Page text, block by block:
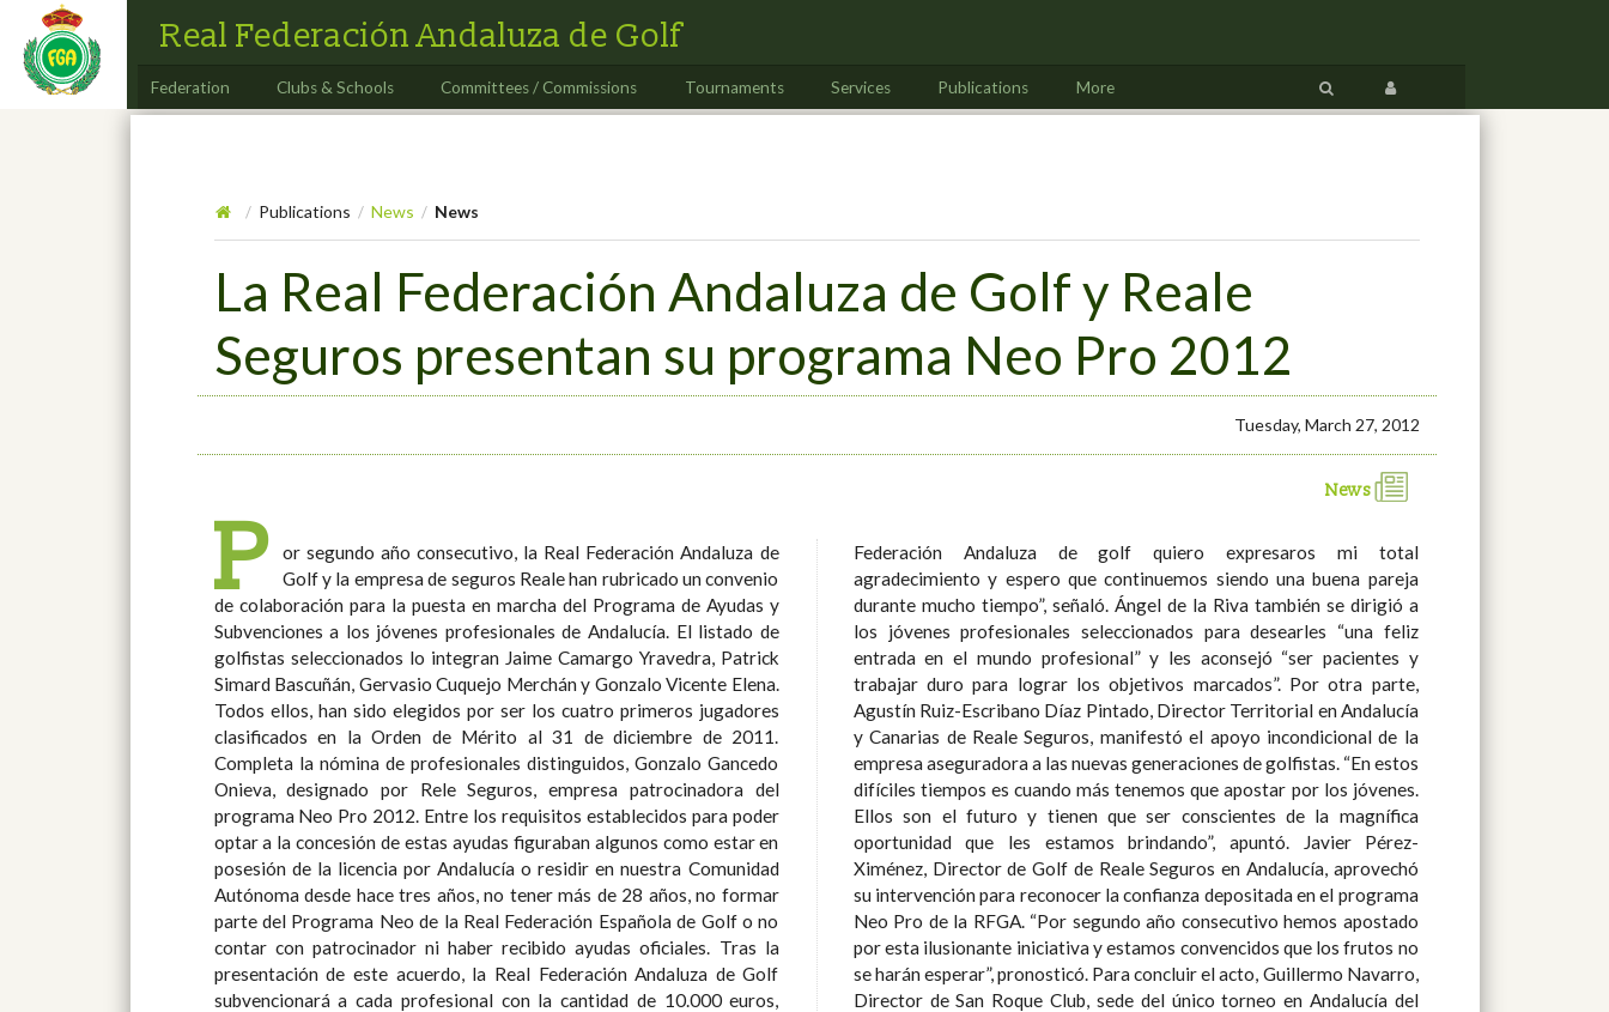
Real Federación Andaluza de Golf
Federation Clubs & Schools Committees / Commissions Tournaments Services Publications More
/ Publications / News / News
La Real Federación Andaluza de Golf y Reale
Seguros presentan su programa Neo Pro 2012
Tuesday, March 27, 2012
News
P
or segundo año consecutivo, la Real Federación Andaluza de
Golf y la empresa de seguros Reale han rubricado un convenio
de colaboración para la puesta en marcha del Programa de Ayudas y
Subvenciones a los jóvenes profesionales de Andalucía. El listado de
golfistas seleccionados lo integran Jaime Camargo Yravedra, Patrick
Simard Bascuñán, Gervasio Cuquejo Merchán y Gonzalo Vicente Elena.
Todos ellos, han sido elegidos por ser los cuatro primeros jugadores
clasificados en la Orden de Mérito al 31 de diciembre de 2011.
Completa la nómina de profesionales distinguidos, Gonzalo Gancedo
Onieva, designado por Rele Seguros, empresa patrocinadora del
programa Neo Pro 2012. Entre los requisitos establecidos para poder
optar a la concesión de estas ayudas figuraban algunos como estar en
posesión de la licencia por Andalucía o residir en nuestra Comunidad
Autónoma desde hace tres años, no tener más de 28 años, no formar
parte del Programa Neo de la Real Federación Española de Golf o no
contar con patrocinador ni haber recibido ayudas oficiales. Tras la
presentación de este acuerdo, la Real Federación Andaluza de Golf
subvencionará a cada profesional con la cantidad de 10.000 euros,
Federación Andaluza de golf quiero expresaros mi total
agradecimiento y espero que continuemos siendo una buena pareja
durante mucho tiempo”, señaló. Ángel de la Riva también se dirigió a
los jóvenes profesionales seleccionados para desearles “una feliz
entrada en el mundo profesional” y les aconsejó “ser pacientes y
trabajar duro para lograr los objetivos marcados”. Por otra parte,
Agustín Ruiz-Escribano Díaz Pintado, Director Territorial en Andalucía
y Canarias de Reale Seguros, manifestó el apoyo incondicional de la
empresa aseguradora a las nuevas generaciones de golfistas. “En estos
difíciles tiempos es cuando más tenemos que apostar por los jóvenes.
Ellos son el futuro y tienen que ser conscientes de la magnífica
oportunidad que les estamos brindando”, apuntó. Javier Pérez-
Ximénez, Director de Golf de Reale Seguros en Andalucía, aprovechó
su intervención para reconocer la confianza depositada en el programa
Neo Pro de la RFGA. “Por segundo año consecutivo hemos apostado
por esta ilusionante iniciativa y estamos convencidos que los frutos no
se harán esperar”, pronosticó. Para concluir el acto, Guillermo Navarro,
Director de San Roque Club, sede del único torneo en Andalucía del